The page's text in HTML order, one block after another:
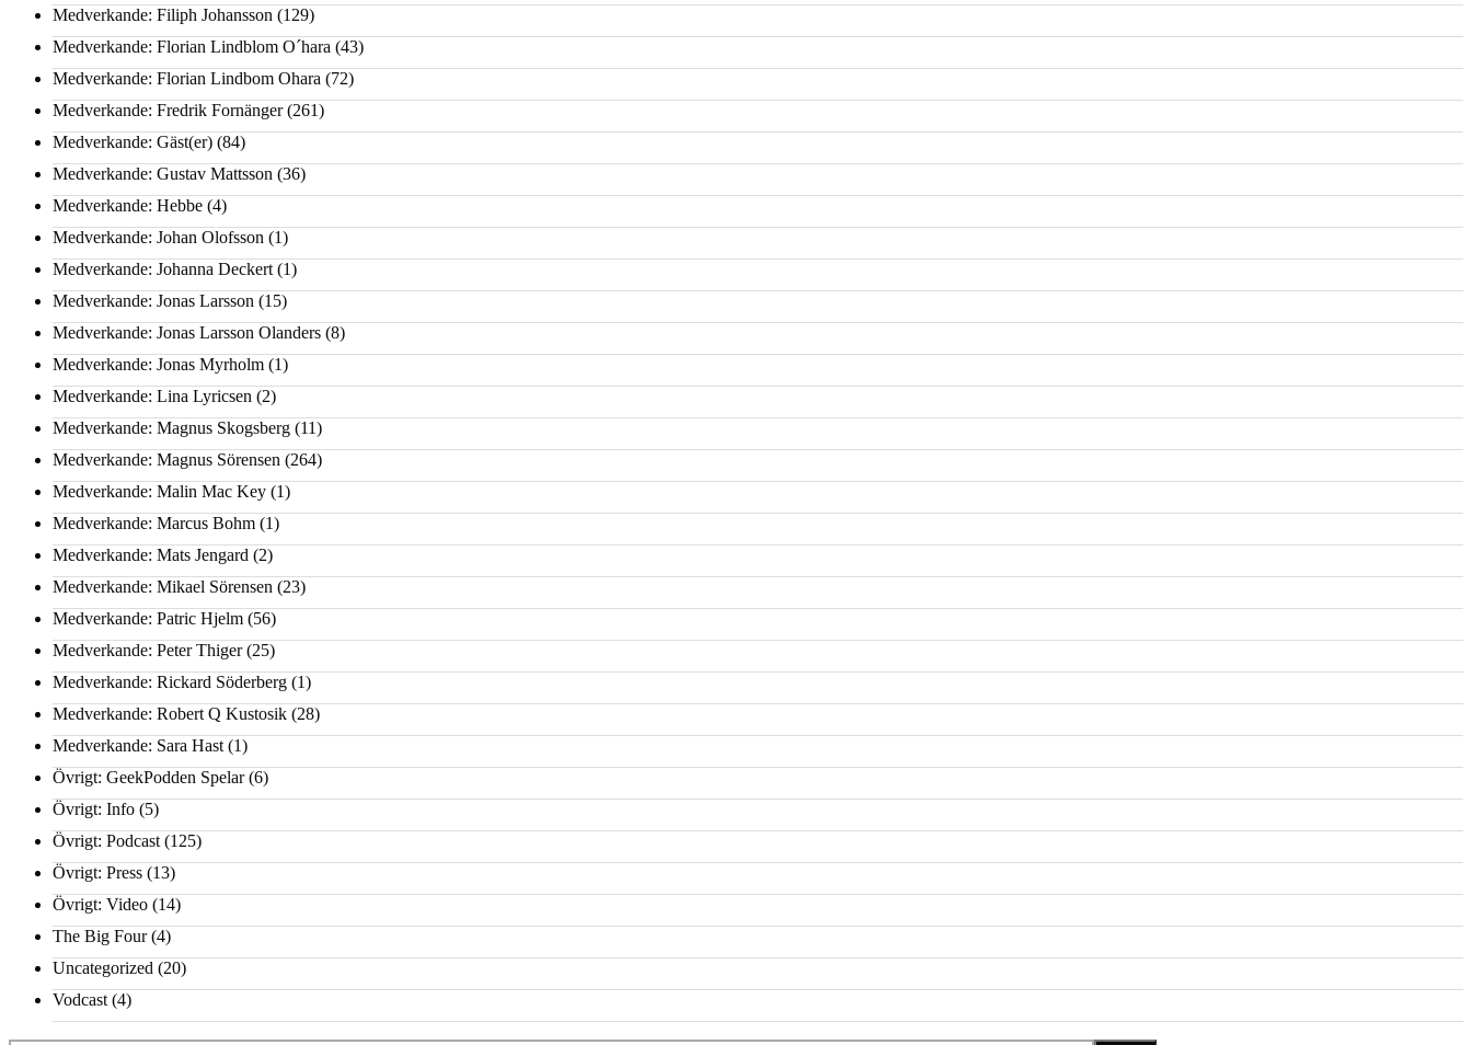
Medverkande: Filiph Johansson (129)
Medverkande: Florian Lindblom O´hara (43)
Medverkande: Florian Lindbom Ohara (72)
Medverkande: Fredrik Fornänger(261)
Medverkande: Gäst(er) (84)
Medverkande: Gustav Mattsson (36)
Medverkande: Hebbe (4)
Medverkande: Johan Olofsson (1)
Medverkande: Johanna Deckert (1)
Medverkande: Jonas Larsson (15)
Medverkande: Jonas Larsson Olanders (8)
Medverkande: Jonas Myrholm (1)
Medverkande: Lina Lyricsen (2)
Medverkande: Magnus Skogsberg (11)
Medverkande: Magnus Sörensen (264)
Medverkande: Malin Mac Key (1)
Medverkande: Marcus Bohm (1)
Medverkande: Mats Jengard (2)
Medverkande: Mikael Sörensen (23)
Medverkande: Patric Hjelm (56)
Medverkande: Peter Thiger(25)
Medverkande: Rickard Söderberg (1)
Medverkande: Robert Q Kustosik (28)
Medverkande: Sara Hast (1)
Övrigt: GeekPodden Spelar(6)
Övrigt: Info (5)
Övrigt: Podcast (125)
Övrigt: Press (13)
Övrigt: Video (14)
The Big Four(4)
Uncategorized (20)
Vodcast (4)